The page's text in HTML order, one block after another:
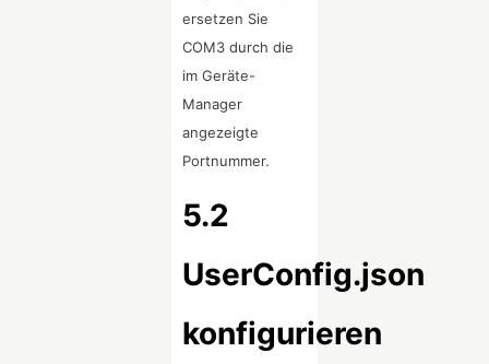
ersetzen Sie
COM3 durch die
im Geräte-
Manager
angezeigte
Portnummer.
5.2
UserConfig.json
konfigurieren